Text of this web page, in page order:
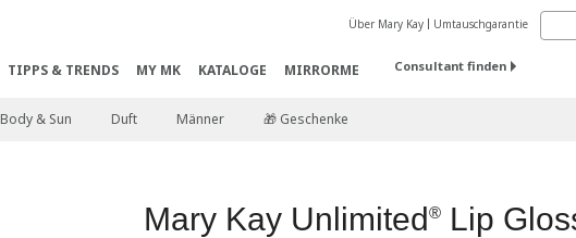
TIPPS & TRENDS MY MK KATALOGE MIRRORME
Über Mary Kay Umtauschgarantie
Consultant finden
Body & Sun Duft Männer 🎁 Geschenke
Mary Kay Unlimited® Lip